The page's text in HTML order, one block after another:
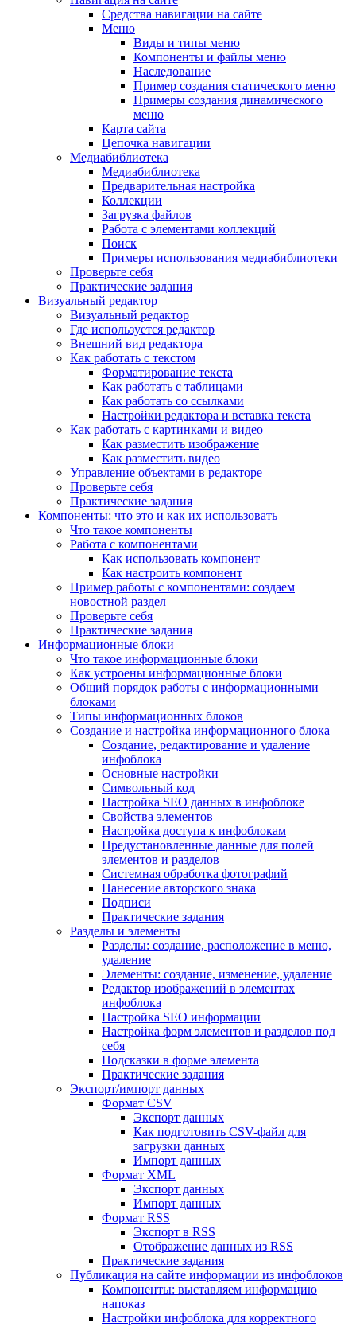
Средства навигации на сайте
Меню
Виды и типы меню
Компоненты и файлы меню
Наследование
Пример создания статического меню
Примеры создания динамического
меню
Карта сайта
Цепочка навигации
Медиабиблиотека
Медиабиблиотека
Предварительная настройка
Коллекции
Загрузка файлов
Работа с элементами коллекций
Поиск
Примеры использования медиабиблиотеки
Проверьте себя
Практические задания
Визуальный редактор
Визуальный редактор
Где используется редактор
Внешний вид редактора
Как работать с текстом
Форматирование текста
Как работать с таблицами
Как работать со ссылками
Настройки редактора и вставка текста
Как работать с картинками и видео
Как разместить изображение
Как разместить видео
Управление объектами в редакторе
Проверьте себя
Практические задания
Компоненты: что это и как их использовать
Что такое компоненты
Работа с компонентами
Как использовать компонент
Как настроить компонент
Пример работы с компонентами: создаем
новостной раздел
Проверьте себя
Практические задания
Информационные блоки
Что такое информационные блоки
Как устроены информационные блоки
Общий порядок работы с информационными
блоками
Типы информационных блоков
Создание и настройка информационного блока
Создание, редактирование и удаление
инфоблока
Основные настройки
Символьный код
Настройка SEO данных в инфоблоке
Свойства элементов
Настройка доступа к инфоблокам
Предустановленные данные для полей
элементов и разделов
Системная обработка фотографий
Нанесение авторского знака
Подписи
Практические задания
Разделы и элементы
Разделы: создание, расположение в меню,
удаление
Элементы: создание, изменение, удаление
Редактор изображений в элементах
инфоблока
Настройка SEO информации
Настройка форм элементов и разделов под
себя
Подсказки в форме элемента
Практические задания
Экспорт/импорт данных
Формат CSV
Экспорт данных
Как подготовить CSV-файл для
загрузки данных
Импорт данных
Формат XML
Экспорт данных
Импорт данных
Формат RSS
Экспорт в RSS
Отображение данных из RSS
Практические задания
Публикация на сайте информации из инфоблоков
Компоненты: выставляем информацию
напоказ
Настройки инфоблока для корректного